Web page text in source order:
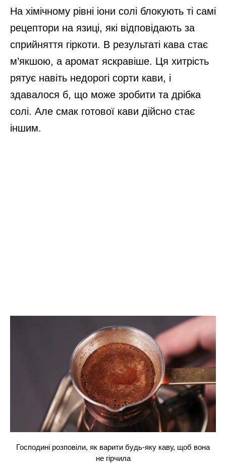
На хімічному рівні іони солі блокують ті самі
рецептори на язиці, які відповідають за
сприйняття гіркоти. В результаті кава стає
м’якшою, а аромат яскравіше. Ця хитрість
рятує навіть недорогі сорти кави, і
здавалося б, що може зробити та дрібка
солі. Але смак готової кави дійсно стає
іншим.
Господині розповіли, як варити будь-яку каву, щоб вона
не гірчила